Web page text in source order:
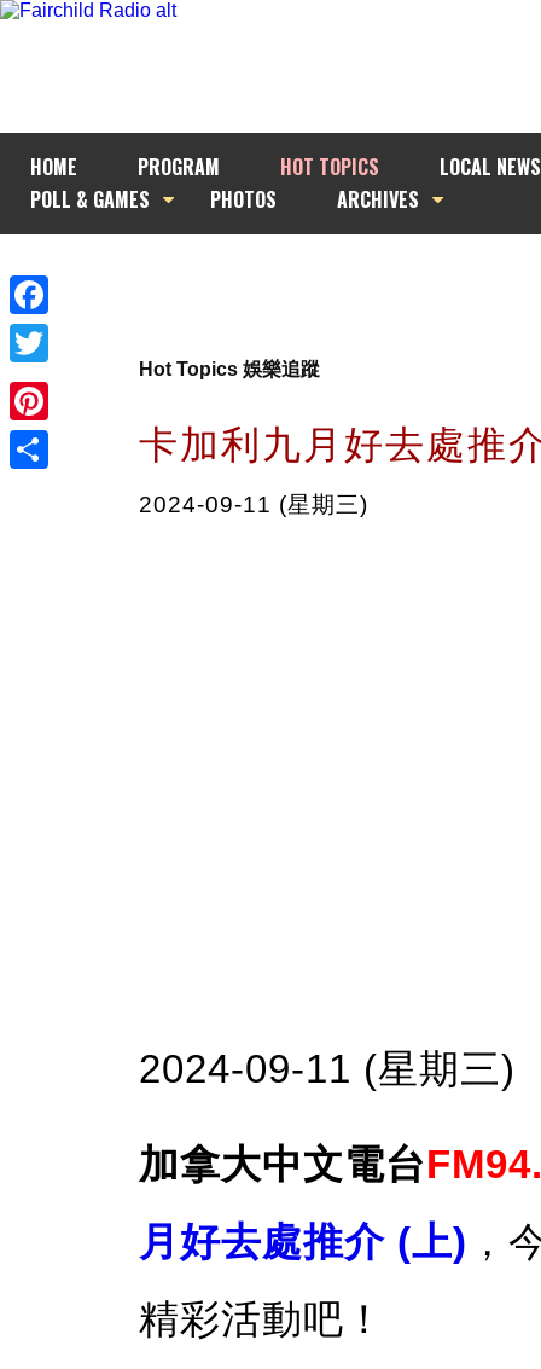
HOME PROGRAM HOT TOPICS
LOCAL NEWS
POLL & GAMES
PHOTOS ARCHIVES
Facebook
Twitter
Pinterest
Hot Topics 娛樂追蹤
卡加利九月好去處推
2024-09-11 (星期三)
2024-09-11 (星期三)
加拿大中文電台
月好去處推介 (上) ，
精彩活動吧！